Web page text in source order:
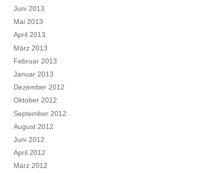
Juni 2013
Mai 2013
April 2013
März 2013
Februar 2013
Januar 2013
Dezember 2012
Oktober 2012
September 2012
August 2012
Juni 2012
April 2012
März 2012